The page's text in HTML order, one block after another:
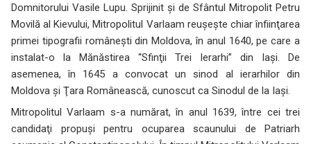
Domnitorului Vasile Lupu. Sprijinit şi de Sfântul Mitropolit Petru
Movilă al Kievului, Mitropolitul Varlaam reuşeşte chiar înfiinţarea
primei tipografii româneşti din Moldova, în anul 1640, pe care a
instalat-o la Mănăstirea “Sfinţii Trei Ierarhi” din Iaşi. De
asemenea, în 1645 a convocat un sinod al ierarhilor din
Moldova şi Ţara Românească, cunoscut ca Sinodul de la Iaşi.
Mitropolitul Varlaam s-a numărat, în anul 1639, între cei trei
candidaţi propuşi pentru ocuparea scaunului de Patriarh